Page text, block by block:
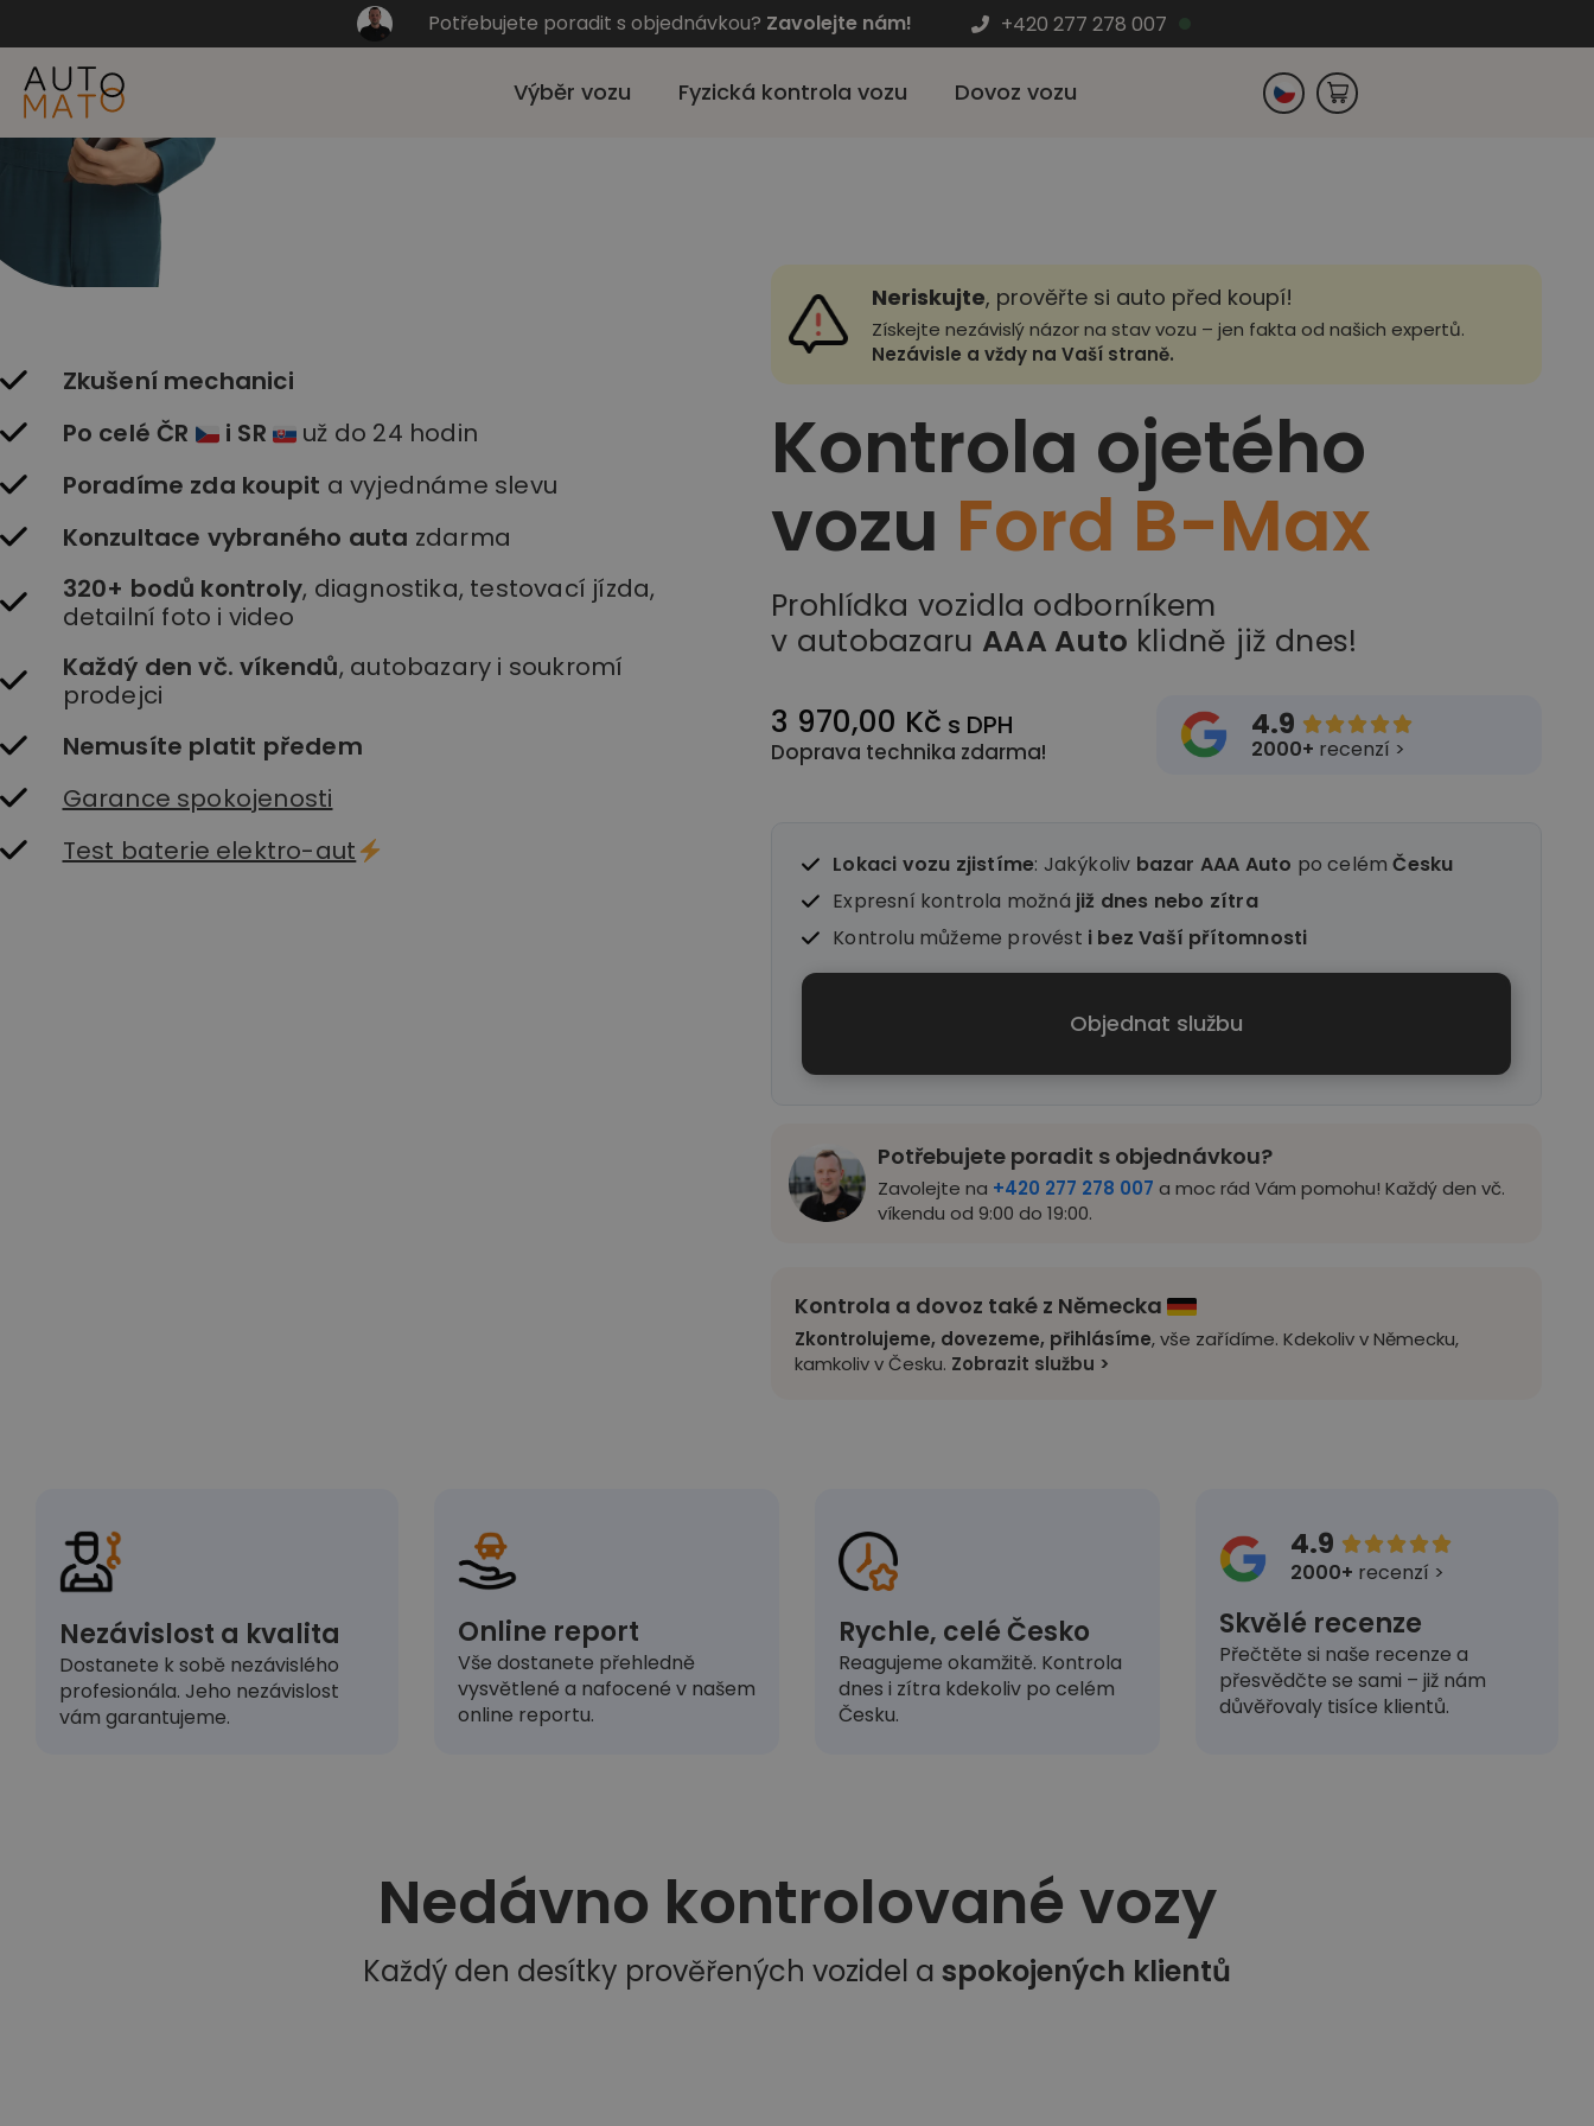
Potřebujete poradit s objednávkou? Zavolejte nám! +420 277 278 007
Výběr vozu Fyzická kontrola vozu Dovoz vozu
Zkušení mechanici
Po celé ČR
i SR
už do 24 hodin
Poradíme zda koupit a vyjednáme slevu
Konzultace vybraného auta zdarma
320+ bodů kontroly, diagnostika, testovací jízda,
detailní foto i video
Každý den vč. víkendů, autobazary i soukromí
prodejci
Nemusíte platit předem
Garance spokojenosti
Test baterie elektro-aut
Neriskujte, prověřte si auto před koupí!
Získejte nezávislý názor na stav vozu – jen fakta od našich expertů.
Nezávisle a vždy na Vaší straně.
Kontrola ojetého
vozu Ford B-Max
Prohlídka vozidla odborníkem
v autobazaru AAA Auto klidně již dnes!
3 970,00 Kč s DPH
Doprava technika zdarma!
4.9 
2000+ recenzí >
Lokaci vozu zjistíme: Jakýkoliv bazar AAA Auto po celémČesku
Expresní kontrola možná již dnes nebo zítra
Kontrolu můžeme provést i bez Vaší přítomnosti
Objednat službu
Potřebujete poradit s objednávkou?
Zavolejte na +420 277 278 007 a moc rád Vám pomohu! Každý den vč.
víkendu od 9:00 do 19:00.
Kontrola a dovoz také z Německa
Zkontrolujeme, dovezeme, přihlásíme, vše zařídíme. Kdekoliv v Německu,
kamkoliv v Česku. Zobrazit službu >
Nezávislost a kvalita
Dostanete k sobě nezávislého
profesionála. Jeho nezávislost
vám garantujeme.
Online report
Vše dostanete přehledně
vysvětlené a nafocené v našem
online reportu.
Rychle, celé Česko
Reagujeme okamžitě. Kontrola
dnes i zítra kdekoliv po celém
Česku.
4.9 
2000+ recenzí >
Skvělé recenze
Přečtěte si naše recenze a
přesvědčte se sami – již nám
důvěřovaly tisíce klientů.
Nedávno kontrolované vozy​
Každý den desítky prověřených vozidel a spokojených klientů